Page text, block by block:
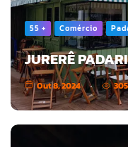
55 + Comércio
JURERÊ
Out 8, 2024